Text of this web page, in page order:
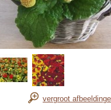
vergroot